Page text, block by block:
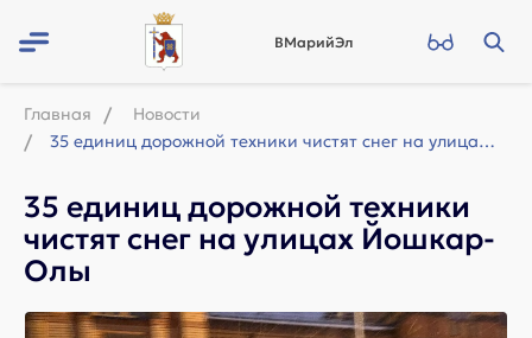
ВМарийЭл
Главная
Новости
35 единиц дорожной техники чистят снег на улицах Йошкар-Олы
35 единиц дорожной техники
чистят снег на улицах Йошкар-
Олы